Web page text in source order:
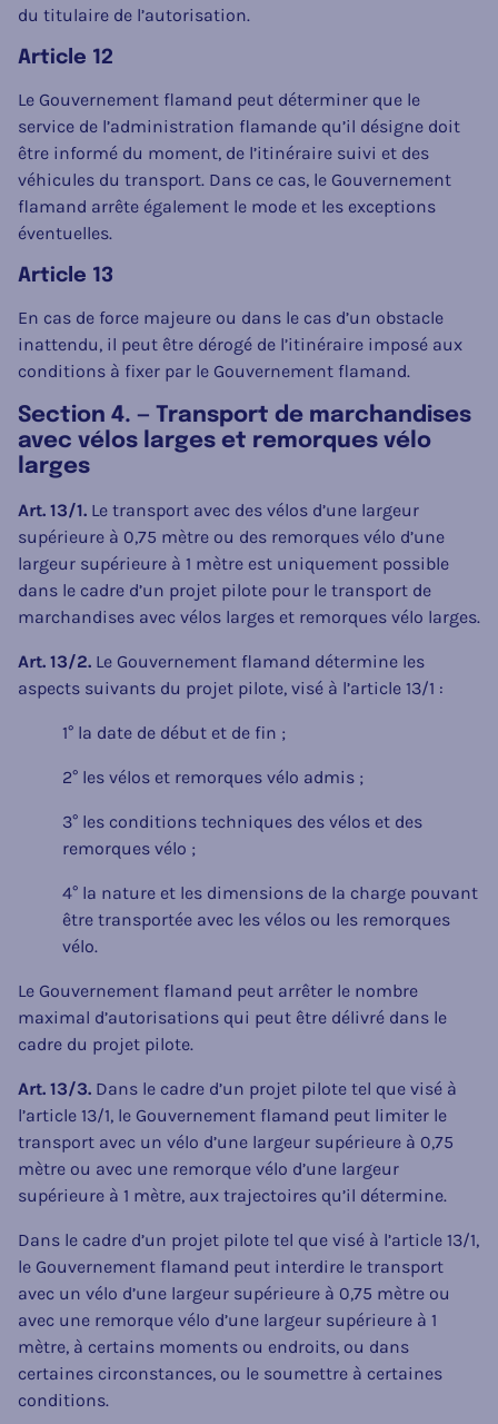
du titulaire de l’autorisation.
Article 12
Le Gouvernement flamand peut déterminer que le
service de l’administration flamande qu’il désigne doit
être informé du moment, de l’itinéraire suivi et des
véhicules du transport. Dans ce cas, le Gouvernement
flamand arrête également le mode et les exceptions
éventuelles.
Article 13
En cas de force majeure ou dans le cas d’un obstacle
inattendu, il peut être dérogé de l’itinéraire imposé aux
conditions à fixer par le Gouvernement flamand.
Section 4. — Transport de marchandises
avec vélos larges et remorques vélo
larges
Art. 13/1. Le transport avec des vélos d’une largeur
supérieure à 0,75 mètre ou des remorques vélo d’une
largeur supérieure à 1 mètre est uniquement possible
dans le cadre d’un projet pilote pour le transport de
marchandises avec vélos larges et remorques vélo larges.
Art. 13/2. Le Gouvernement flamand détermine les
aspects suivants du projet pilote, visé à l’article 13/1 :
1° la date de début et de fin ;
2° les vélos et remorques vélo admis ;
3° les conditions techniques des vélos et des
remorques vélo ;
4° la nature et les dimensions de la charge pouvant
être transportée avec les vélos ou les remorques
vélo.
Le Gouvernement flamand peut arrêter le nombre
maximal d’autorisations qui peut être délivré dans le
cadre du projet pilote.
Art. 13/3. Dans le cadre d’un projet pilote tel que visé à
l’article 13/1, le Gouvernement flamand peut limiter le
transport avec un vélo d’une largeur supérieure à 0,75
mètre ou avec une remorque vélo d’une largeur
supérieure à 1 mètre, aux trajectoires qu’il détermine.
Dans le cadre d’un projet pilote tel que visé à l’article 13/1,
le Gouvernement flamand peut interdire le transport
avec un vélo d’une largeur supérieure à 0,75 mètre ou
avec une remorque vélo d’une largeur supérieure à 1
mètre, à certains moments ou endroits, ou dans
certaines circonstances, ou le soumettre à certaines
conditions.